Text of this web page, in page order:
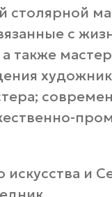
столярной
с
также
и